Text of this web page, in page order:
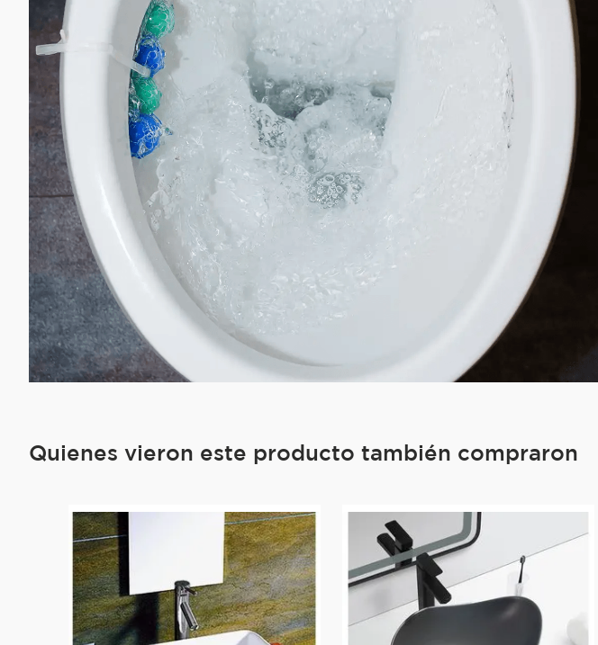
Quienes vieron este producto también compraron